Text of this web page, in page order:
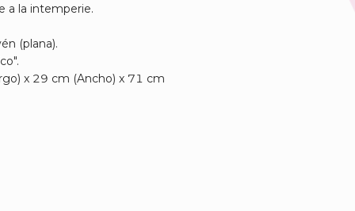
a la intemperie.
(plana).
x 29 cm (Ancho) x 71 cm